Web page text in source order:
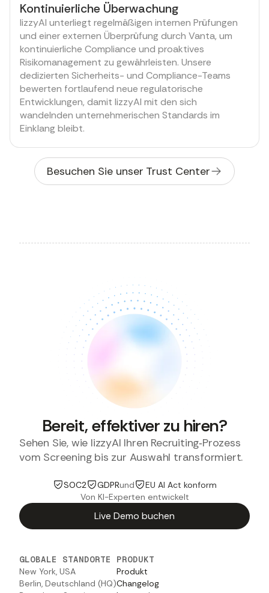
Kontinuierliche Überwachung
lizzyAI unterliegt regelmäßigen internen Prüfungen
und einer externen Überprüfung durch Vanta, um
kontinuierliche Compliance und proaktives
Risikomanagement zu gewährleisten. Unsere
dedizierten Sicherheits- und Compliance-Teams
bewerten fortlaufend neue regulatorische
Entwicklungen, damit lizzyAI mit den sich
wandelnden unternehmerischen Standards im
Einklang bleibt.
Besuchen Sie unser Trust Center
Bereit, effektiver zu hiren?
Sehen Sie, wie lizzyAI Ihren Recruiting‑Prozess
vom Screening bis zur Auswahl transformiert.
SOC2 GDPRund
EU AI Act konform
Von KI-Experten entwickelt
Live Demo buchen
GLOBALE STANDORTE
New York, USA
Berlin, Deutschland (HQ)
PRODUKT
Produkt
Changelog